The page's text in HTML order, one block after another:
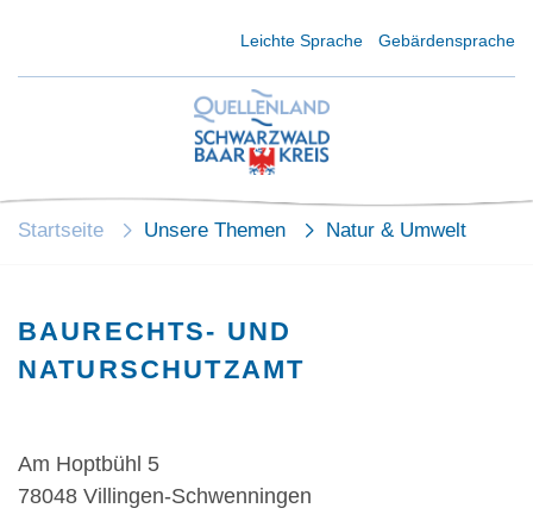
Leichte Sprache Gebärdensprache
Startseite Unsere Themen Natur & Umwelt
BAURECHTS- UND
NATURSCHUTZAMT
Am Hoptbühl 5
78048 Villingen-Schwenningen